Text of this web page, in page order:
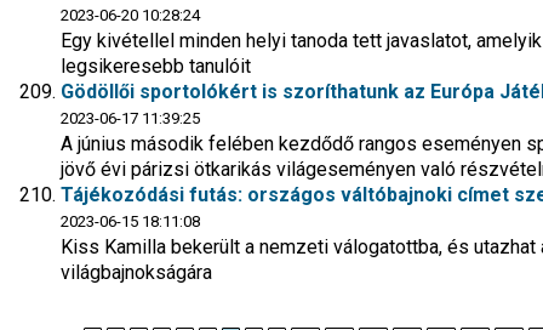
2023-06-20 10:28:24
Egy kivétellel minden helyi tanoda tett javaslatot,
legsikeresebb tanulóit
Gödöllői sportolókért is szoríthatunk az Európa
2023-06-17 11:39:25
A június második felében kezdődő rangos eseményen
jövő évi párizsi ötkarikás világeseményen való
Tájékozódási futás: országos váltóbajnoki címet
2023-06-15 18:11:08
Kiss Kamilla bekerült a nemzeti válogatottba, és
világbajnokságára